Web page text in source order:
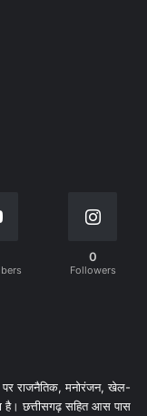
0
Followers
पर राजनैतिक, मनोरंजन, खेल-
है। छत्तीसगढ़ सहित आस पास